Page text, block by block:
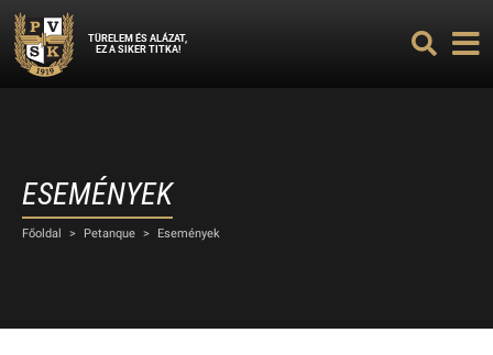
TÜRELEM ÉS ALÁZAT,
EZ A SIKER TITKA!
ESEMÉNYEK
Főoldal > Petanque > Események